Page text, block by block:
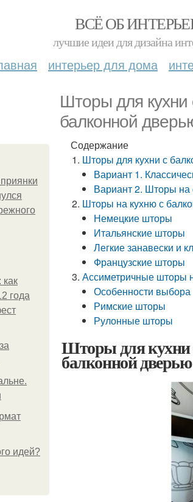
ВСЁ ОБ
лучшие идеи для дизайна
интерьер для дома
Шторы для кухни
балконной
года
идей?
Содержание
Шторы для кухни с
Вариант 1.
Вариант 2. Шторы на
Шторы на кухню с
Немецкие шторы
Итальянские шторы
Легкие занавески и
Французские шторы
Ассиметричные шторы
Особенности выбора
Римские шторы
Рулонные шторы
Шторы для кухни
балконной